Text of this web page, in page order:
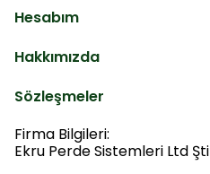
Hesabım
Hakkımızda
Sözleşmeler
Firma Bilgileri:
Ekru Perde Sistemleri Ltd Şti